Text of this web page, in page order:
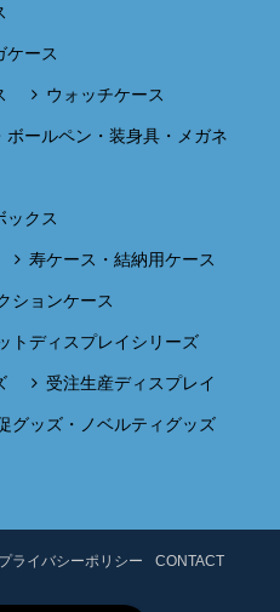
ケース
ウォッチケース
ールペン・装身具・メガネ
ックス
寿ケース・結納用ケース
ションケース
トディスプレイシリーズ
受注生産ディスプレイ
グッズ・ノベルティグッズ
プライバシーポリシー CONTACT